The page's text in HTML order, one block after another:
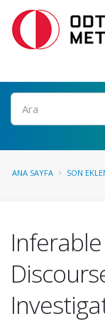
Ara
ANA SAYFA SON